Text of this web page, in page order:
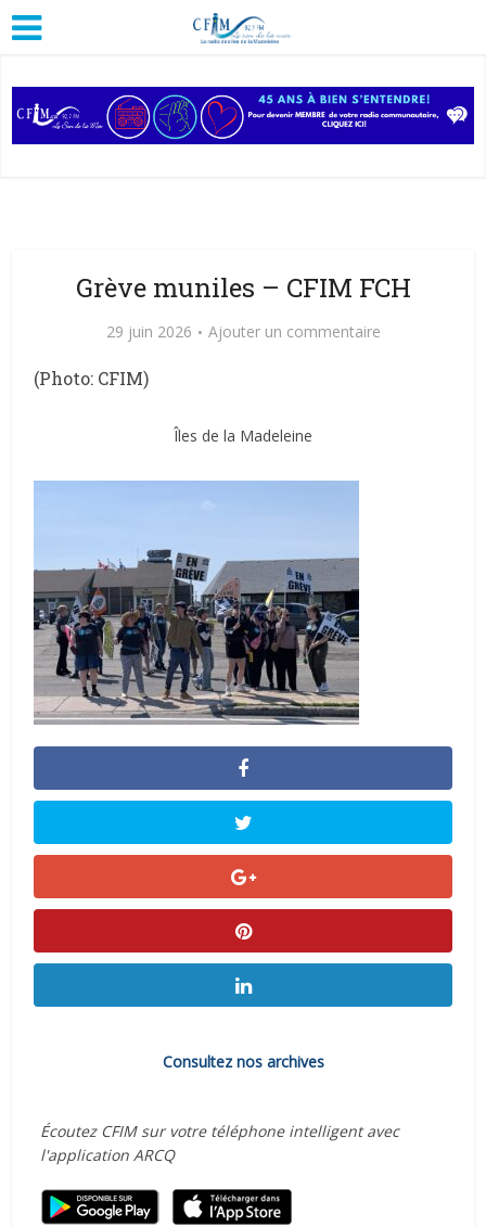
Grève muniles – CFIM FCH
29 juin 2026 Ajouter un commentaire
(Photo: CFIM)
Îles de la Madeleine
Consultez nos archives
Écoutez CFIM sur votre téléphone intelligent avec
l'application ARCQ